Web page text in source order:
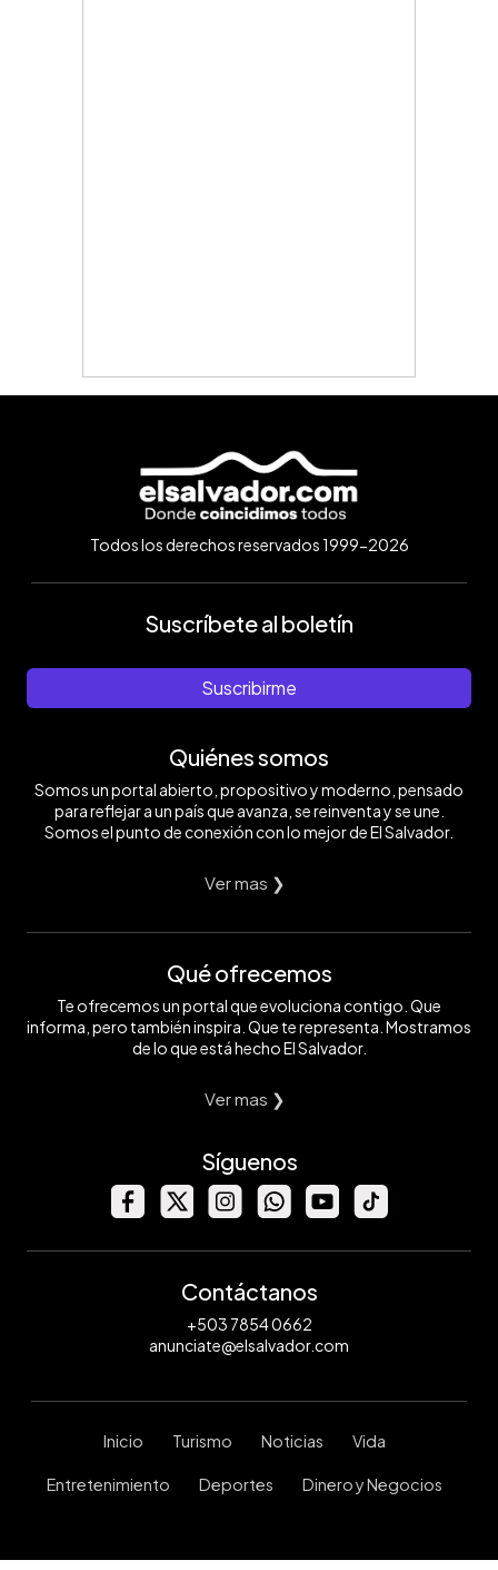
Todos los derechos reservados 1999-2026
Suscríbete al boletín
Suscribirme
Quiénes somos
Somos un portal abierto, propositivo y moderno, pensado
para reflejar a un país que avanza, se reinventa y se une.
Somos el punto de conexión con lo mejor de El Salvador.
Ver mas ❯
Qué ofrecemos
Te ofrecemos un portal que evoluciona contigo. Que
informa, pero también inspira. Que te representa. Mostramos
de lo que está hecho El Salvador.
Ver mas ❯
Síguenos
Contáctanos
+503 7854 0662
anunciate@elsalvador.com
Inicio Turismo Noticias Vida
Entretenimiento Deportes Dinero y Negocios